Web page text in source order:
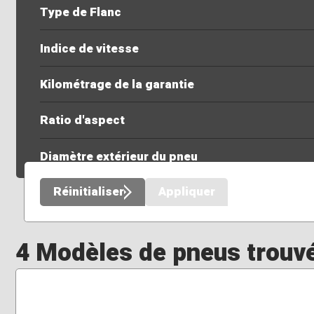
Type de Flanc
Indice de vitesse
Kilométrage de la garantie
Ratio d'aspect
Diamètre extérieur du pneu
Réinitialiser Appliquer
4 Modèles de pneus